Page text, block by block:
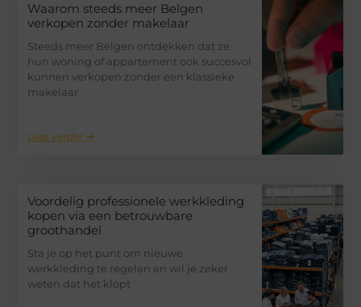
Waarom steeds meer Belgen
verkopen zonder makelaar
Steeds meer Belgen ontdekken dat ze
hun woning of appartement ook succesvol
kunnen verkopen zonder een klassieke
makelaar
Lees verder ➜
Voordelig professionele werkkleding
kopen via een betrouwbare
groothandel
Sta je op het punt om nieuwe
werkkleding te regelen en wil je zeker
weten dat het klopt